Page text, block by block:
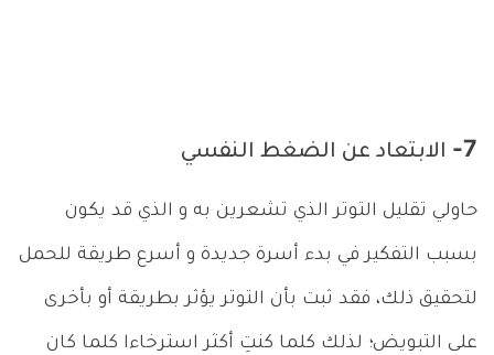
7- الابتعاد عن الضغط النفسي
حاولي تقليل التوتر الذي تشعرين به و الذي قد يكون
بسبب التفكير في بدء أسرة جديدة و أسرع طريقة للحمل
لتحقيق ذلك، فقد ثبت بأن التوتر يؤثر بطريقة أو بأخرى
على التبويض؛ لذلك كلما كنتِ أكثر استرخاءا كلما كان